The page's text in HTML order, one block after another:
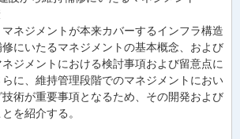
ネジメントが本来カバーするインフラ構造
にいたるマネジメントの基本概念、および
ジメントにおける検討事項および留意点に
に、維持管理段階でのマネジメントにおい
術が重要事項となるため、その開発および
を紹介する。